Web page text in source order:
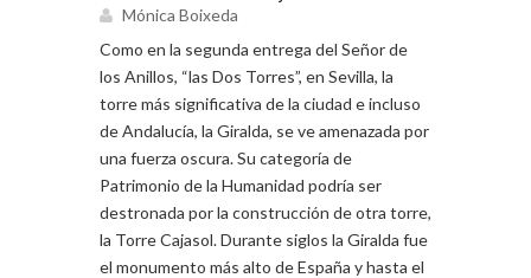
Mónica Boixeda
Como en la segunda entrega del Señor de
los Anillos, “las Dos Torres”, en Sevilla, la
torre más significativa de la ciudad e incluso
de Andalucía, la Giralda, se ve amenazada por
una fuerza oscura. Su categoría de
Patrimonio de la Humanidad podría ser
destronada por la construcción de otra torre,
la Torre Cajasol. Durante siglos la Giralda fue
el monumento más alto de España y hasta el